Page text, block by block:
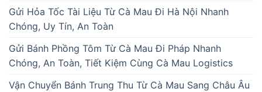
Gửi Hỏa Tốc Tài Liệu Từ Cà Mau Đi Hà Nội Nhanh
Chóng, Uy Tín, An Toàn
Gửi Bánh Phồng Tôm Từ Cà Mau Đi Pháp Nhanh
Chóng, An Toàn, Tiết Kiệm Cùng Cà Mau Logistics
Vận Chuyển Bánh Trung Thu Từ Cà Mau Sang Châu Âu